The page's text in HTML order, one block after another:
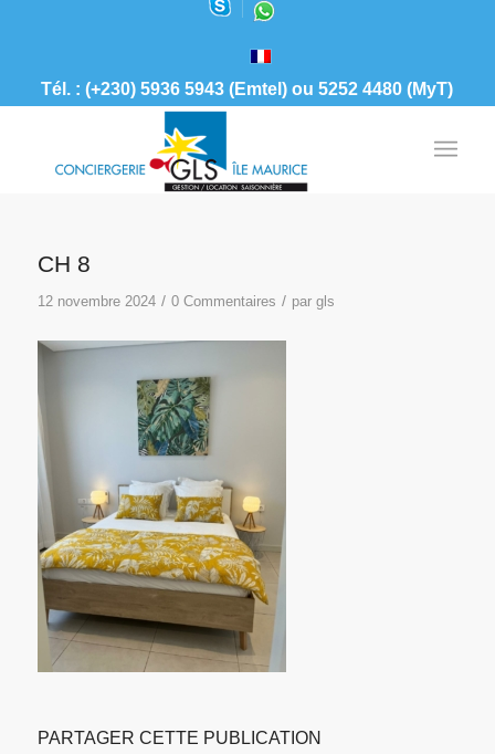
Tél. : (+230) 5936 5943 (Emtel) ou 5252 4480 (MyT)
CH 8
12 novembre 2024 / 0 Commentaires / par gls
PARTAGER CETTE PUBLICATION